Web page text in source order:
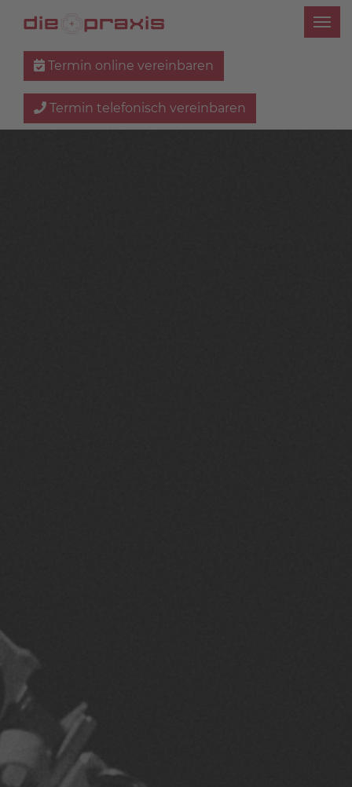
Termin online vereinbaren
Termin telefonisch vereinbaren